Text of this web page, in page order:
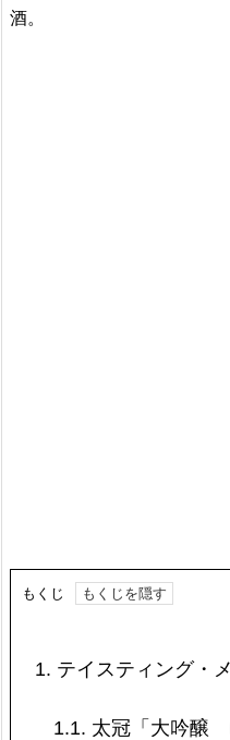
酒。
もくじ
1. テイスティング・
1.1. 太冠「大吟醸